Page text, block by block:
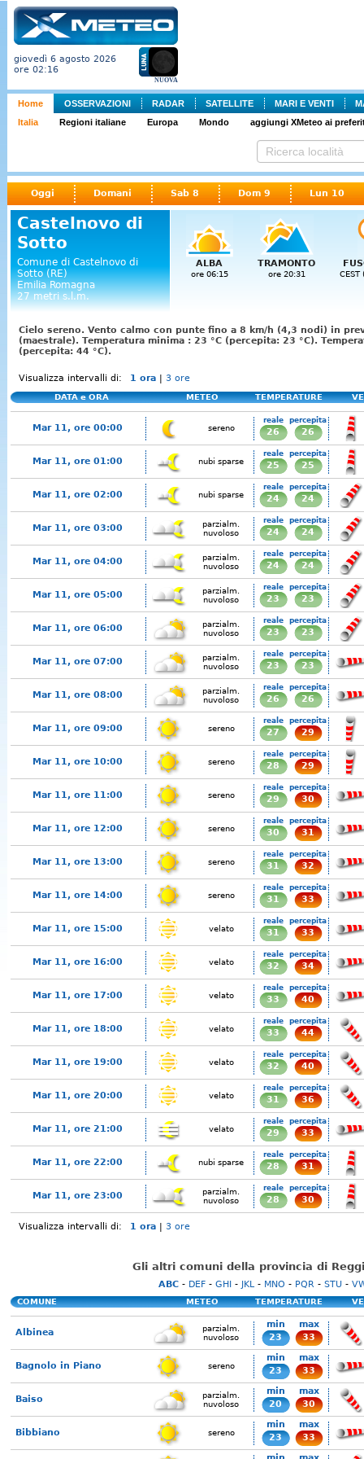
giovedì 6 agosto 2026
ore 02:16
NUOVA
Home OSSERVAZIONI RADAR SATELLITE MARI E VENTI
Italia
Regioni italiane Europa Mondo aggiungi XMeteo ai
Oggi Domani Sab 8 Dom 9 Lun 10
Castelnovo di
Sotto
Comune di Castelnovo di
Sotto (RE)
Emilia Romagna
27 metri s.l.m.
ALBA
ore 06:15
TRAMONTO
ore 20:31 CEST
Cielo sereno. Vento calmo con punte fino a 8 km/h (4,3 nodi) in
(maestrale). Temperatura minima : 23 °C (percepita: 23 °C).
(percepita: 44 °C).
Visualizza intervalli di: 1 ora | 3 ore
DATA e ORA METEO TEMPERATURE
Mar 11, ore 00:00 sereno
reale
26
percepita
26
Mar 11, ore 01:00 nubi sparse
reale
25
percepita
25
Mar 11, ore 02:00 nubi sparse
reale
24
percepita
24
Mar 11, ore 03:00
parzialm.
nuvoloso
reale
24
percepita
24
Mar 11, ore 04:00
parzialm.
nuvoloso
reale
24
percepita
24
Mar 11, ore 05:00
parzialm.
nuvoloso
reale
23
percepita
23
Mar 11, ore 06:00
parzialm.
nuvoloso
reale
23
percepita
23
Mar 11, ore 07:00
parzialm.
nuvoloso
reale
23
percepita
23
Mar 11, ore 08:00
parzialm.
nuvoloso
reale
26
percepita
26
Mar 11, ore 09:00 sereno
reale
27
percepita
29
Mar 11, ore 10:00 sereno
reale
28
percepita
29
Mar 11, ore 11:00 sereno
reale
29
percepita
30
Mar 11, ore 12:00 sereno
reale
30
percepita
31
Mar 11, ore 13:00 sereno
reale
31
percepita
32
Mar 11, ore 14:00 sereno
reale
31
percepita
33
Mar 11, ore 15:00 velato
reale
31
percepita
33
Mar 11, ore 16:00 velato
reale
32
percepita
34
Mar 11, ore 17:00 velato
reale
33
percepita
40
Mar 11, ore 18:00 velato
reale
33
percepita
44
Mar 11, ore 19:00 velato
reale
32
percepita
40
Mar 11, ore 20:00 velato
reale
31
percepita
36
Mar 11, ore 21:00 velato
reale
29
percepita
33
Mar 11, ore 22:00 nubi sparse
reale
28
percepita
31
Mar 11, ore 23:00
parzialm.
nuvoloso
reale
28
percepita
30
Visualizza intervalli di: 1 ora | 3 ore
Gli altri comuni della provincia di
ABC- DEF- GHI- JKL- MNO - PQR - STU -
COMUNE METEO TEMPERATURE
Albinea
parzialm.
nuvoloso
min
23
max
33
Bagnolo in Piano sereno
min
23
max
33
Baiso
parzialm.
nuvoloso
min
20
max
30
Bibbiano sereno
min
23
max
33